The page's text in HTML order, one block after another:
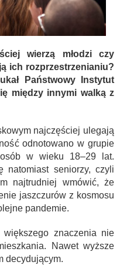
wierzą młodzi czy
ich rozprzestrzenianiu?
Państwowy Instytut
między innymi walką z
najczęściej ulegają
odnotowano w grupie
osób w wieku 18–29 lat.
natomiast seniorzy, czyli
najtrudniej wmówić, że
jaszczurów z kosmosu
pandemie.
znaczenia nie
Nawet wyższe
decydującym.